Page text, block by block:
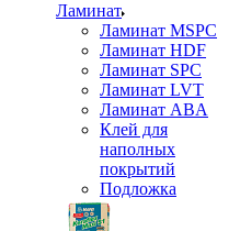
Ламинат
Ламинат MSPC
Ламинат HDF
Ламинат SPC
Ламинат LVT
Ламинат ABA
Клей для
наполных
покрытий
Подложка